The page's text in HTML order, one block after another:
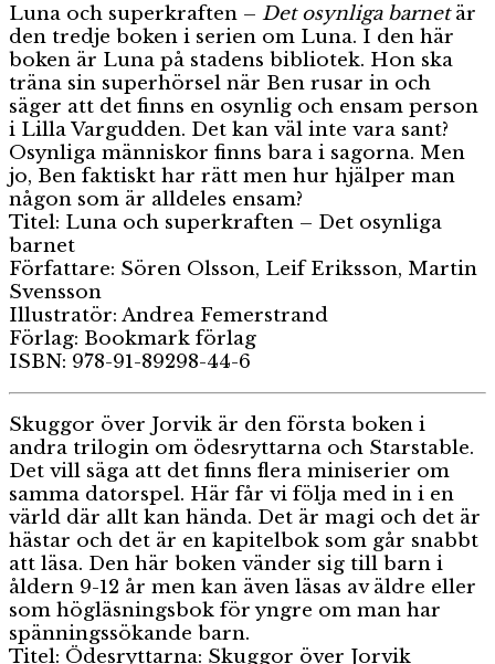
Luna och superkraften – Det osynliga barnetär
den tredje boken i serien om Luna. I den här
boken är Luna på stadens bibliotek. Hon ska
träna sin superhörsel när Ben rusar in och
säger att det finns en osynlig och ensam person
i Lilla Vargudden. Det kan väl inte vara sant?
Osynliga människor finns bara i sagorna. Men
jo, Ben faktiskt har rätt men hur hjälper man
någon som är alldeles ensam?
Titel: Luna och superkraften – Det osynliga
barnet
Författare: Sören Olsson, Leif Eriksson, Martin
Svensson
Illustratör: Andrea Femerstrand
Förlag: Bookmark förlag
ISBN: 978-91-89298-44-6
Skuggor över Jorvik är den första boken i
andra trilogin om ödesryttarna och Starstable.
Det vill säga att det finns flera miniserier om
samma datorspel. Här får vi följa med in i en
värld där allt kan hända. Det är magi och det är
hästar och det är en kapitelbok som går snabbt
att läsa. Den här boken vänder sig till barn i
åldern 9-12 år men kan även läsas av äldre eller
som högläsningsbok för yngre om man har
spänningssökande barn.
Titel: Ödesryttarna: Skuggor över Jorvik